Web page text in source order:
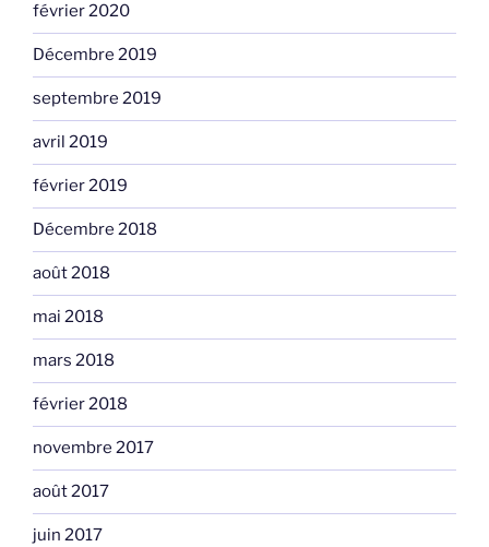
février 2020
Décembre 2019
septembre 2019
avril 2019
février 2019
Décembre 2018
août 2018
mai 2018
mars 2018
février 2018
novembre 2017
août 2017
juin 2017